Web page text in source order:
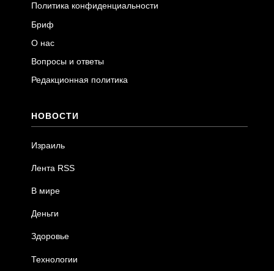
Политика конфиденциальности
Бриф
О нас
Вопросы и ответы
Редакционная политика
НОВОСТИ
Израиль
Лента RSS
В мире
Деньги
Здоровье
Технологии